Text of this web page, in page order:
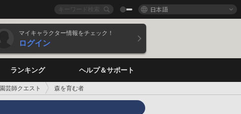
日本語
マイキャラクター情報をチェック！
ログイン
ランキング ヘルプ＆サポート
園芸師クエスト 森を育む者